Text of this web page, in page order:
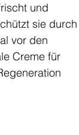
und
sie durch
vor den
Creme für